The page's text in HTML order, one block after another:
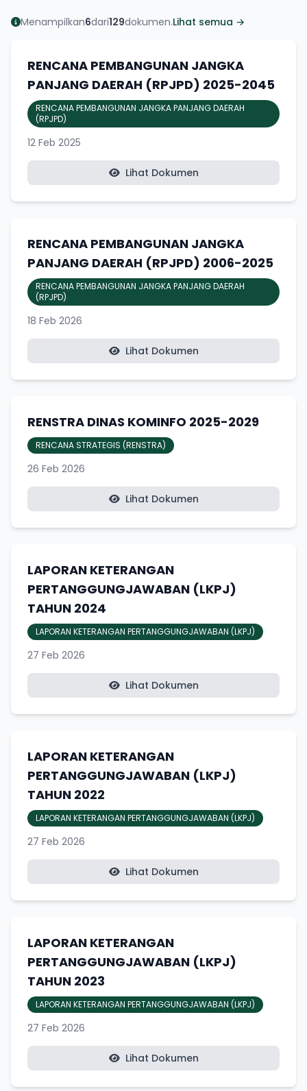
Menampilkan6dari129dokumen.Lihat semua →
RENCANA PEMBANGUNAN JANGKA
PANJANG DAERAH (RPJPD) 2025-2045
RENCANA PEMBANGUNAN JANGKA PANJANG DAERAH
(RPJPD)
12 Feb 2025
Lihat Dokumen
RENCANA PEMBANGUNAN JANGKA
PANJANG DAERAH (RPJPD) 2006-2025
RENCANA PEMBANGUNAN JANGKA PANJANG DAERAH
(RPJPD)
18 Feb 2026
Lihat Dokumen
RENSTRA DINAS KOMINFO 2025-2029
RENCANA STRATEGIS (RENSTRA)
26 Feb 2026
Lihat Dokumen
LAPORAN KETERANGAN
PERTANGGUNGJAWABAN (LKPJ)
TAHUN 2024
LAPORAN KETERANGAN PERTANGGUNGJAWABAN (LKPJ)
27 Feb 2026
Lihat Dokumen
LAPORAN KETERANGAN
PERTANGGUNGJAWABAN (LKPJ)
TAHUN 2022
LAPORAN KETERANGAN PERTANGGUNGJAWABAN (LKPJ)
27 Feb 2026
Lihat Dokumen
LAPORAN KETERANGAN
PERTANGGUNGJAWABAN (LKPJ)
TAHUN 2023
LAPORAN KETERANGAN PERTANGGUNGJAWABAN (LKPJ)
27 Feb 2026
Lihat Dokumen